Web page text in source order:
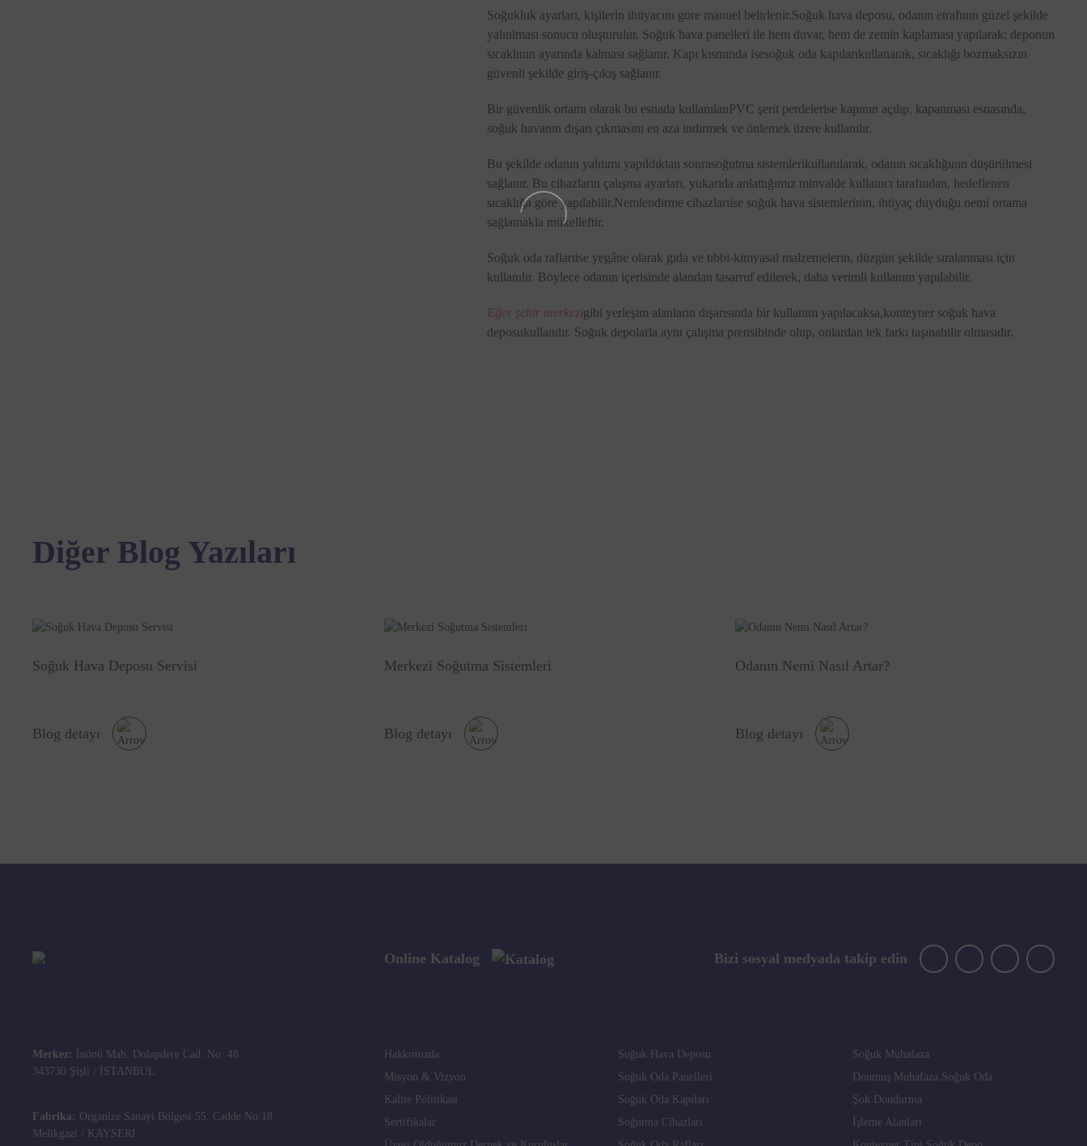
Soğukluk ayarları, kişilerin ihtiyacını göre manuel belirlenir.Soğuk hava deposu, odanın etrafının güzel şekilde
yalıtılması sonucu oluşturulur. Soğuk hava panelleri ile hem duvar, hem de zemin kaplaması yapılarak; deponun
sıcaklının ayarında kalması sağlanır. Kapı kısmında isesoğuk oda kapılarıkullanarak, sıcaklığı bozmaksızın
güvenli şekilde giriş-çıkış sağlanır.
Bir güvenlik ortamı olarak bu esnada kullanılanPVC şerit perdelerise kapının açılıp, kapanması esnasında,
soğuk havanın dışarı çıkmasını en aza indirmek ve önlemek üzere kullanılır.
Bu şekilde odanın yalıtımı yapıldıktan sonrasoğutma sistemlerikullanılarak, odanın sıcaklığının düşürülmesi
sağlanır. Bu cihazların çalışma ayarları, yukarıda anlattığımız minvalde kullanıcı tarafından, hedeflenen
sıcaklığa göre yapılabilir.Nemlendirme cihazlarıise soğuk hava sistemlerinin, ihtiyaç duyduğu nemi ortama
sağlamakla mükelleftir.
Soğuk oda raflarıise yegâne olarak gıda ve tıbbi-kimyasal malzemelerin, düzgün şekilde sıralanması için
kullanılır. Böylece odanın içerisinde alandan tasarruf edilerek, daha verimli kullanım yapılabilir.
Eğer şehir merkezigibi yerleşim alanların dışarısında bir kullanım yapılacaksa,konteyner soğuk hava
deposukullanılır. Soğuk depolarla aynı çalışma prensibinde olup, onlardan tek farkı taşınabilir olmasıdır.
Diğer Blog Yazıları
Soğuk Hava Deposu Servisi​
Blog detayı
Merkezi Soğutma Sistemleri
Blog detayı
Odanın Nemi Nasıl Artar?
Blog detayı
Online Katalog Bizi sosyal medyada takip edin
Merkez:
İnönü Mah. Dolapdere Cad. No: 48
343730 Şişli / İSTANBUL
Fabrika: Organize Sanayi Bölgesi 55. Cadde No:18
Melikgazi / KAYSERİ
Hakkımızda
Misyon & Vizyon
Kalite Politikası
Sertifikalar
Soğuk Hava Deposu
Soğuk Oda Panelleri
Soğuk Oda Kapıları
Soğutma Cihazları
Soğuk Muhafaza
Donmuş Muhafaza Soğuk Oda
Şok Dondurma
İşleme Alanları